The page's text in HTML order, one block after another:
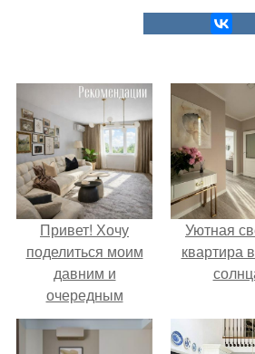
Привет! Хочу
поделиться моим
давним и
очередным
неопубликованным
проектом.
Уютная
квартира